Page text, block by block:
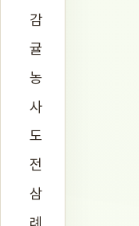
감
귤
농
사
도
전
삼
례